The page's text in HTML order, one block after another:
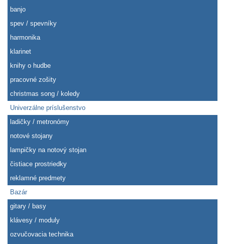
banjo
spev / spevníky
harmonika
klarinet
knihy o hudbe
pracovné zošity
christmas song / koledy
Univerzálne príslušenstvo
ladičky / metronómy
notové stojany
lampičky na notový stojan
čistiace prostriedky
reklamné predmety
Bazár
gitary / basy
klávesy / moduly
ozvučovacia technika